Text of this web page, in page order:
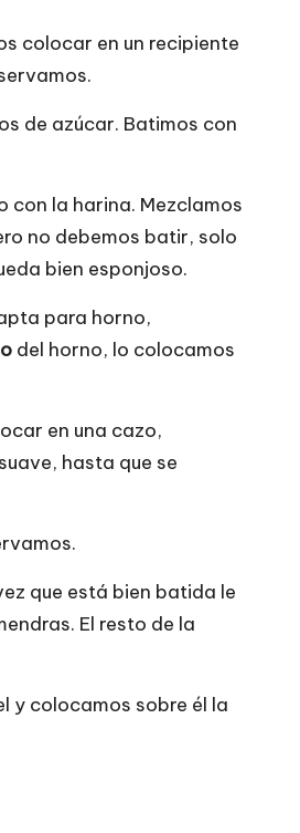
colocar en un recipiente
de azúcar. Batimos con
con la harina. Mezclamos
no debemos batir, solo
bien esponjoso.
para horno,
del horno, lo colocamos
en una cazo,
hasta que se
que está bien batida le
El resto de la
y colocamos sobre él la